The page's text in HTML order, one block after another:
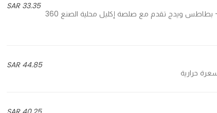
33.35 SAR
Wedge potatoes served with our homemade Ekleel sauce - بطاطس ويدج تقدم مع صلصة إكليل محلية الصنع 360
44.85 SAR